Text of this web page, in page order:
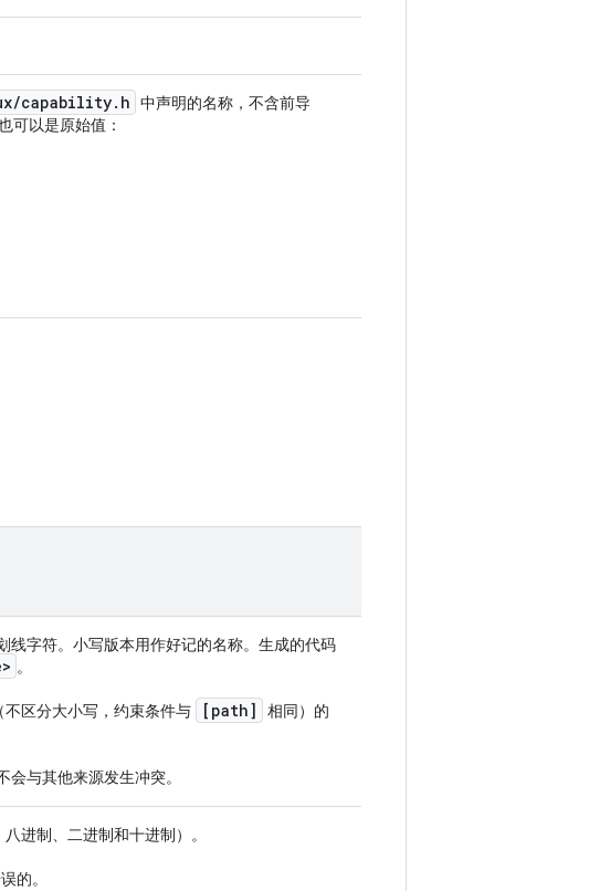
/capability. h 中声明的名称，不含前导
可以是原始值：
线字符。小写版本用作好记的名称。生成的代码
。
区分大小写，约束条件与 [path]
相同）的
与其他来源发生冲突。
进制、二进制和十进制）。
的。